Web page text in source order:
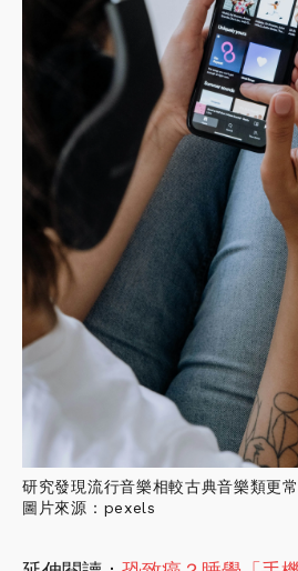
研究發現流行音樂相較古典音樂類更
圖片來源：pexels